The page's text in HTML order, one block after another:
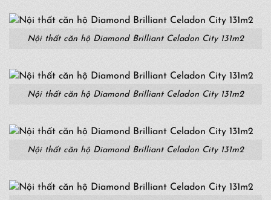
Nội thất căn hộ Diamond Brilliant Celadon City 131m2
Nội thất căn hộ Diamond Brilliant Celadon City 131m2
Nội thất căn hộ Diamond Brilliant Celadon City 131m2